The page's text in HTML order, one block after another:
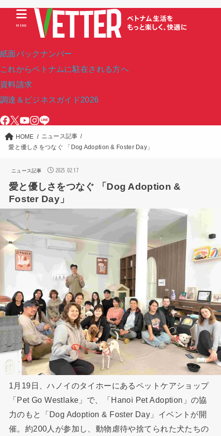
紙面バックナンバー
これからベトナムに駐在される方へ
資料請求
調達＆ビジネスガイド2026
MENU
HOME
ニュース記事
愛と優しさをつなぐ 「Dog Adoption & Foster Day」
ニュース記事 2025.02.17
愛と優しさをつなぐ 「Dog Adoption &
Foster Day」
1月19日、ハノイのタイホーにあるペットケアショップ
「Pet Go Westlake」で、「Hanoi Pet Adoption」の協
力のもと「Dog Adoption & Foster Day」イベントが開
催。約200人が参加し、動物虐待や捨てられた犬たちの